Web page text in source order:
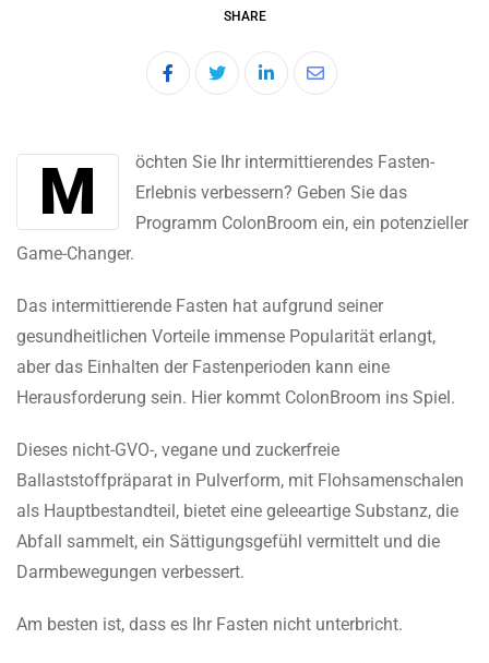
SHARE
LinkedInShare
Möchten Sie Ihr intermittierendes Fasten-
Erlebnis verbessern? Geben Sie das
Programm ColonBroom ein, ein potenzieller
Game-Changer.
Das intermittierende Fasten hat aufgrund seiner
gesundheitlichen Vorteile immense Popularität erlangt,
aber das Einhalten der Fastenperioden kann eine
Herausforderung sein. Hier kommt ColonBroom ins Spiel.
Dieses nicht-GVO-, vegane und zuckerfreie
Ballaststoffpräparat in Pulverform, mit Flohsamenschalen
als Hauptbestandteil, bietet eine geleeartige Substanz, die
Abfall sammelt, ein Sättigungsgefühl vermittelt und die
Darmbewegungen verbessert.
Am besten ist, dass es Ihr Fasten nicht unterbricht.